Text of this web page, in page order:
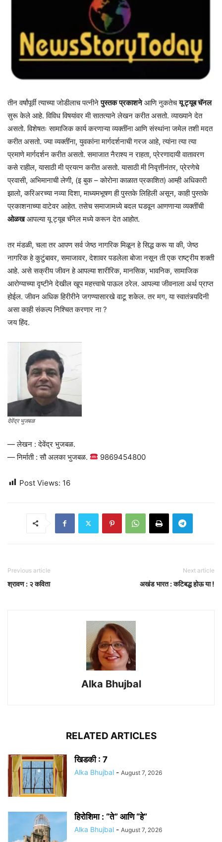
तीन वर्षांपूर्वी त्याच्या जोडीलाच पत्नीनेपुस्तक प्रकाशनेआणि नुकतेचयू ट्यूब चॅनल
सुरू केले आहे. विविध विषयांवर मी सातत्याने लेखन करीत असतो. व्याख्याने देत
असतो. विशेषतः सामाजिक कार्य करणाऱ्या व्यक्तींना आणि संस्थांना जमेल तशी मदत
करीत असतो. ज्या व्यक्तींना, युवकांना मार्गदर्शनाची गरज आहे, त्यांना त्या त्या
प्रमाणे मार्गदर्शन करीत असतो. समाजात नैराश्य न राहता, प्रेरणादायी वातावरण
कसे राहील, यासाठी मी प्रयत्न करीत असतो. यासाठी मी निवृत्तीनंतर, प्रेरणेचे
प्रवासी, अभिमानाची लेणी, (इ बुक – कोरोना काळात प्रकाशित) आम्ही अधिकारी
झालो, करिअरच्या नव्या दिशा, माध्यमभूषण ही पुस्तके लिहिली असून, काही पुस्तके
प्रकाशनाच्या वाटेवर आहेत. तसेच समाजामध्ये बदल घडवून आणणाऱ्या व्यक्तींची
ओळखआपल्या यू ट्यूब चॅनेल मध्ये करून देत आहोत.
तर मंडळी, चला तर आपण सर्व जेष्ठ नागरिक मिळून हे सिद्ध करू या की, जेष्ठ
नागरिक हे कुटुंबावर, समाजावर, देशावर पडलेला बोजा नसून ती एक राष्ट्रीय शक्ती
आहे. असे सक्रीय जीवन हे आपल्या शारीरिक, मानसिक, भावनिक, सामाजिक
आरोग्याच्या दृष्टीने देखील खूप महत्त्वाचे पाऊल ठरेल. आपल्या जीवनाला अर्थ प्राप्त
होईल. जीवन अधिक हिरीरीने जगण्यासारखे वाटू शकेल. तर मग, या स्वातंत्र्यदिनी
असा काही संकल्प निश्चित करणार ना ?
जय हिंद.
देवेंद्र भुजबळ
— लेखन : देवेंद्र भुजबळ.
— निर्माती : सौ अलका भुजबळ.
9869454800
Post Views: 16
Previous article
श्रावण : २ कविता
Next article
अखंड भारत : कटिबद्ध होऊ या !
Alka Bhujbal
RELATED ARTICLES
खिडकी : 7
Alka Bhujbal - August 7, 2026
हिरोशिमा : “ते” आणि “हे”
Alka Bhujbal - August 7, 2026